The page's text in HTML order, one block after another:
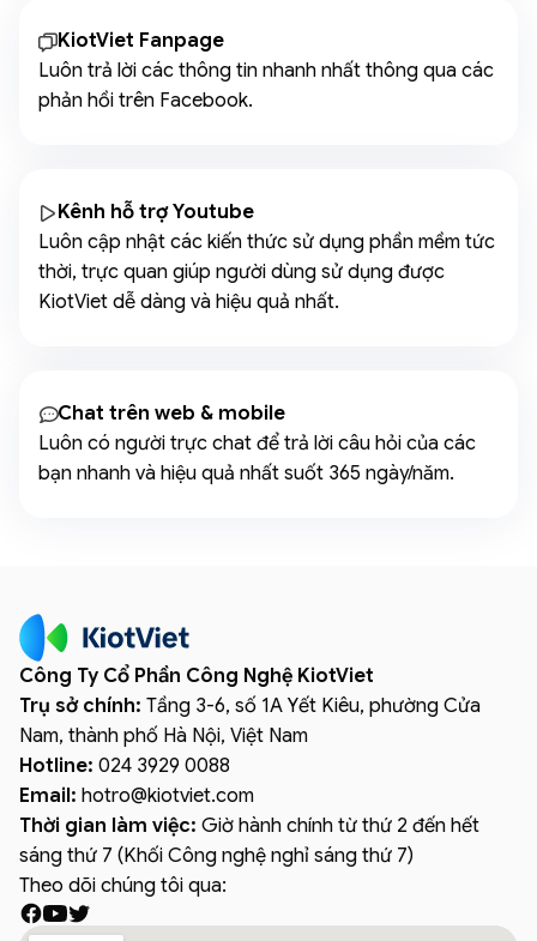
KiotViet Fanpage
Luôn trả lời các thông tin nhanh nhất thông qua các
phản hồi trên Facebook.
Kênh hỗ trợ Youtube
Luôn cập nhật các kiến thức sử dụng phần mềm tức
thời, trực quan giúp người dùng sử dụng được
KiotViet dễ dàng và hiệu quả nhất.
Chat trên web & mobile
Luôn có người trực chat để trả lời câu hỏi của các
bạn nhanh và hiệu quả nhất suốt 365 ngày/năm.
Công Ty Cổ Phần Công Nghệ KiotViet
Trụ sở chính: Tầng 3-6, số 1A Yết Kiêu, phường Cửa
Nam, thành phố Hà Nội, Việt Nam
Hotline: 024 3929 0088
Email: hotro@kiotviet.com
Thời gian làm việc: Giờ hành chính từ thứ 2 đến hết
sáng thứ 7 (Khối Công nghệ nghỉ sáng thứ 7)
Theo dõi chúng tôi qua: